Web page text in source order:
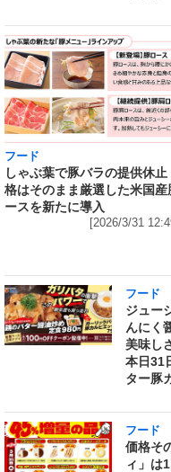
フード
しゃぶ葉で豚バラの提供休
格はそのまま厳選した米国産
ースを新たに導入
[2026/3/31
フード
ジュー
んにく
美味し
本日31
ター豚
フード
価格そ
ィ」は